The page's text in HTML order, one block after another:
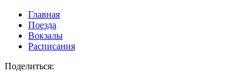
Главная
Поезда
Вокзалы
Расписания
Поделиться: